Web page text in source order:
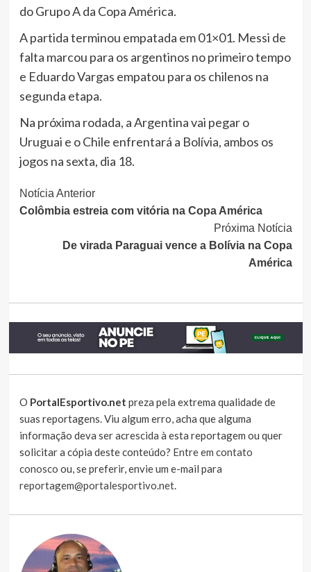
do Grupo A da Copa América.
A partida terminou empatada em 01×01. Messi de
falta marcou para os argentinos no primeiro tempo
e Eduardo Vargas empatou para os chilenos na
segunda etapa.
Na próxima rodada, a Argentina vai pegar o
Uruguai e o Chile enfrentará a Bolívia, ambos os
jogos na sexta, dia 18.
Continue
Lendo
Notícia Anterior
Colômbia estreia com vitória na Copa América
Próxima Notícia
De virada Paraguai vence a Bolívia na Copa
América
O PortalEsportivo.net preza pela extrema qualidade de
suas reportagens. Viu algum erro, acha que alguma
informação deva ser acrescida à esta reportagem ou quer
solicitar a cópia deste conteúdo? Entre em contato
conosco ou, se preferir, envie um e-mail para
reportagem@portalesportivo.net.